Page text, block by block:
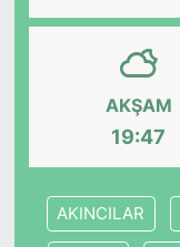
AKŞAM
19:47
AKINCILAR